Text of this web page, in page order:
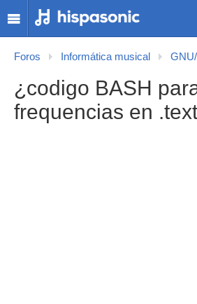
Foros Informática musical
¿codigo BASH
frequencias en